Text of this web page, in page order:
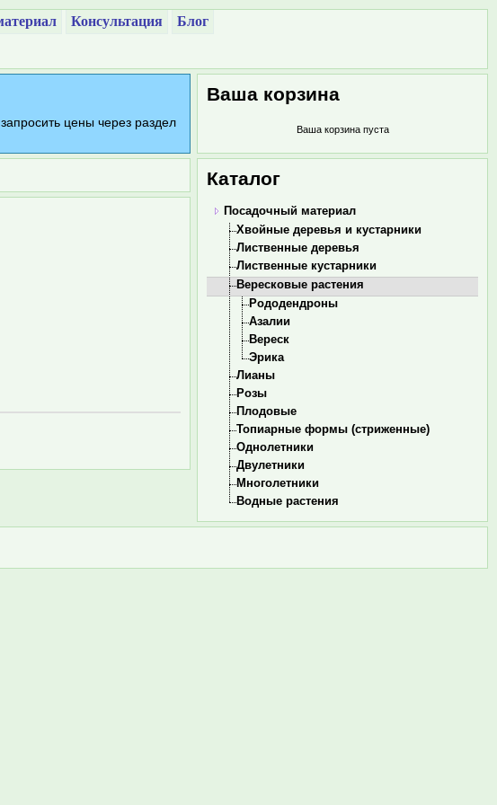
Консультация Блог
цены через раздел
Ваша корзина
Ваша корзина пуста
Каталог
Посадочный материал
Хвойные деревья и кустарники
Лиственные деревья
Лиственные кустарники
Вересковые растения
Рододендроны
Азалии
Вереск
Эрика
Лианы
Розы
Плодовые
Топиарные формы (стриженные)
Однолетники
Двулетники
Многолетники
Водные растения